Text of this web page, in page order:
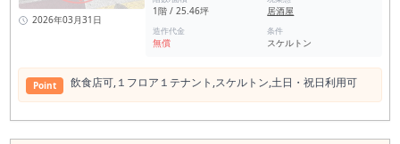
2026年03月31日
1階 / 25.46坪 居酒屋
造作代金
無償
条件
スケルトン
Point 飲⾷店可,１フロア１テナント,スケルトン,⼟⽇・祝⽇利⽤可